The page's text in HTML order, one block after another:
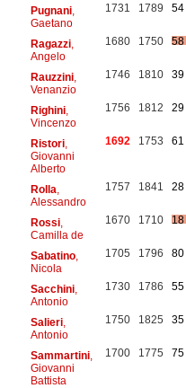
Pugnani,
Gaetano
1731 1789 54
Ragazzi,
Angelo
1680 1750 58
Rauzzini,
Venanzio
1746 1810 39
Righini,
Vincenzo
1756 1812 29
Ristori,
Giovanni
Alberto
1692 1753 61
Rolla
Alessandro
1757 1841 28
Rossi,
Camilla de
1670 1710 18
Sabatino,
Nicola
1705 1796 80
Sacchini,
Antonio
1730 1786 55
Salieri,
Antonio
1750 1825 35
Sammartini,
Giovanni
Battista
1700 1775 75